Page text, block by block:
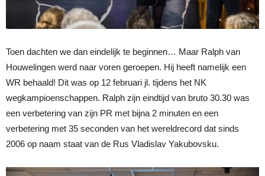
Toen dachten we dan eindelijk te beginnen… Maar Ralph van
Houwelingen werd naar voren geroepen. Hij heeft namelijk een
WR behaald! Dit was op 12 februari jl. tijdens het NK
wegkampioenschappen. Ralph zijn eindtijd van bruto 30.30 was
een verbetering van zijn PR met bijna 2 minuten en een
verbetering met 35 seconden van het wereldrecord dat sinds
2006 op naam staat van de Rus Vladislav Yakubovsku.